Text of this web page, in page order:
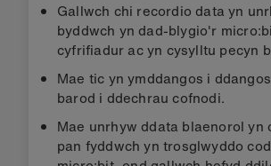
Gallwch chi recordio data yn
byddwch yn dad-blygio'r
cyfrifiadur ac yn cysylltu pecyn
Mae tic yn ymddangos i
barod i ddechrau cofnodi.
Mae unrhyw ddata blaenorol yn
pan fyddwch yn trosglwyddo